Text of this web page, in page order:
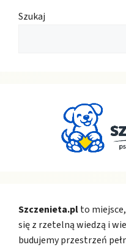
Szukaj
Szczenieta.plto
się z rzetelną wiedzą i
budujemy przestrzeń